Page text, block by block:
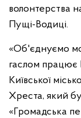
волонтерства
Пущі-Водиці.
«Об'єднуємо
гаслом працює
Київської
Хреста, який
«Громадська